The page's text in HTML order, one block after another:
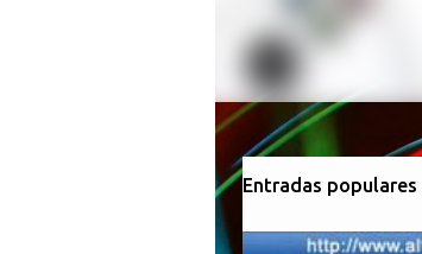
Entradas populares